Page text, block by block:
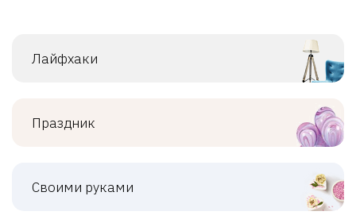
Лайфхаки
Праздник
Своими руками